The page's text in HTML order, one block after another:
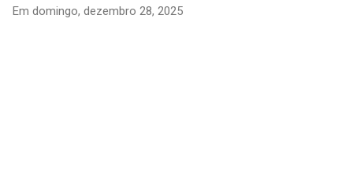
Em domingo, dezembro 28, 2025